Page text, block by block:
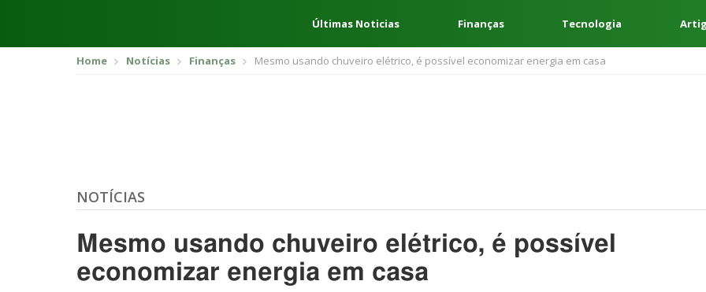
Últimas Noticias Finanças Tecnologia
Home Notícias Finanças Mesmo usando chuveiro elétrico, é possível economizar energia em casa
NOTÍCIAS
Mesmo usando chuveiro elétrico, é possível
economizar energia em casa